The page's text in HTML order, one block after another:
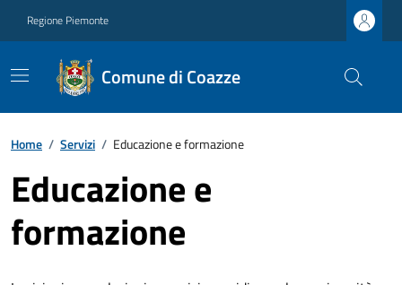
Regione Piemonte
Comune di Coazze
Home / Servizi / Educazione e formazione
Educazione e
formazione